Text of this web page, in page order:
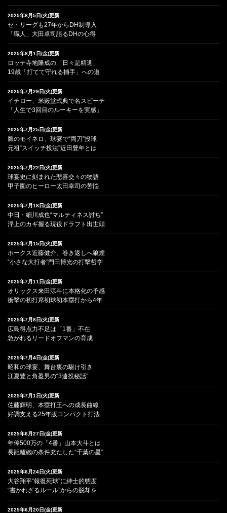
2025年8月5日(火)更新
セ・リーグも27年からDH制導入
「職人」大田卓司語るDHの心得
2025年8月1日(金)更新
ロッテ寺地隆成の「日々是精進」
19歳「打てて守れる捕手」への道
2025年7月29日(火)更新
イチロー、米殿堂式典で名スピーチ
「人生で3回目のルーキーを実感」
2025年7月25日(金)更新
鷹のモイネロ、球宴で“両刀”投球
元祖“スイッチ投法”近田豊年とは
2025年7月22日(火)更新
球宴史に刻まれた悲喜交々の物語
甲子園のヒーロー太田幸司の苦悩
2025年7月18日(金)更新
中日・細川成也“マルティネス討ち”
浮上のカギ握る現役ドラフト出世頭
2025年7月15日(火)更新
ホークス近藤健介、巻き返しへ狼煙
“小さな大打者”門田博光の打撃哲学
2025年7月11日(金)更新
オリックス来田涼斗に本格化の予感
衝撃の初打席初球初本塁打から4年
2025年7月8日(火)更新
広島得点力不足は「1番」不在
急がれるリードオフマンの育成
2025年7月4日(金)更新
昭和の球宴、舞台裏の駆け引き
江夏豊と角盈男の“3連投秘話”
2025年7月1日(火)更新
佐藤輝明、本塁打王への成長曲線
好調支える25年版コンパクト打法
2025年6月27日(金)更新
年俸500万の「4番」山本大斗とは
長距離砲の条件充たした“千葉の星”
2025年6月24日(火)更新
大谷翔平“報復死球”に紳士的態度
“書かれざるルール”からの脱却を
2025年6月20日(金)更新